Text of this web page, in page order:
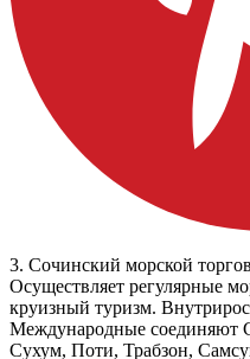
3. Сочинский морской
Осуществляет регулярные
круизный туризм.
Международные соединяют
Сухум, Поти, Трабзон,